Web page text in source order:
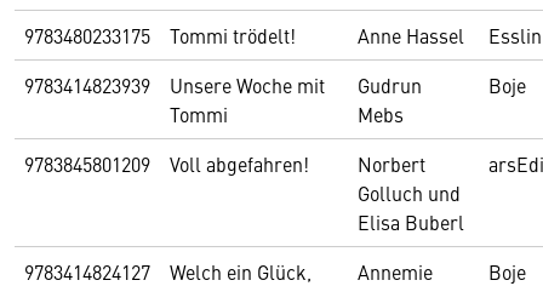
9783480233175 Tommi trödelt! Anne Hassel
9783414823939
Unsere Woche mit
Tommi
Gudrun
Mebs
Boje
9783845801209 Voll abgefahren!
Norbert
Golluch und
Elisa Buberl
9783414824127
Welch ein Glück,
Annemie
Boje